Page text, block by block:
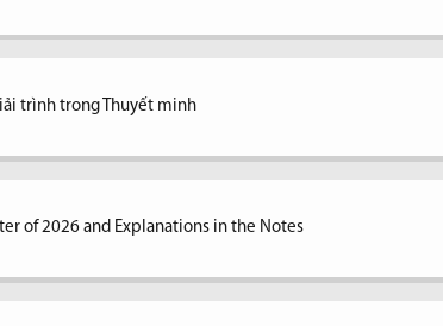
trình trong Thuyết minh
of 2026 and Explanations in the Notes